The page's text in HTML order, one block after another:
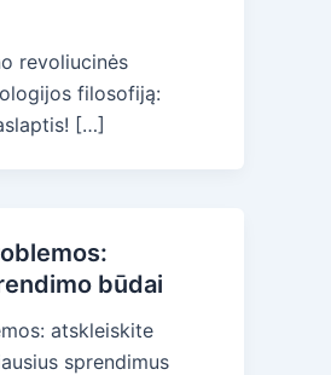
revoliucinės
filosofiją:
[…]
būdai
atskleiskite
sprendimus